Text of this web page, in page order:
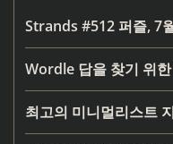
Strands #512 퍼즐, 7
Wordle 답을 찾기 위
최고의 미니멀리스트